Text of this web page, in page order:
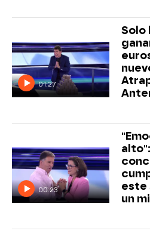
01:27
Solo
00:23
este
un